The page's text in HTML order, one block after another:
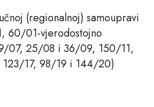
(regionalnoj) samoupravi
60/01-vjerodostojno
07, 25/08 i 36/09, 150/11,
17, 98/19 i 144/20)